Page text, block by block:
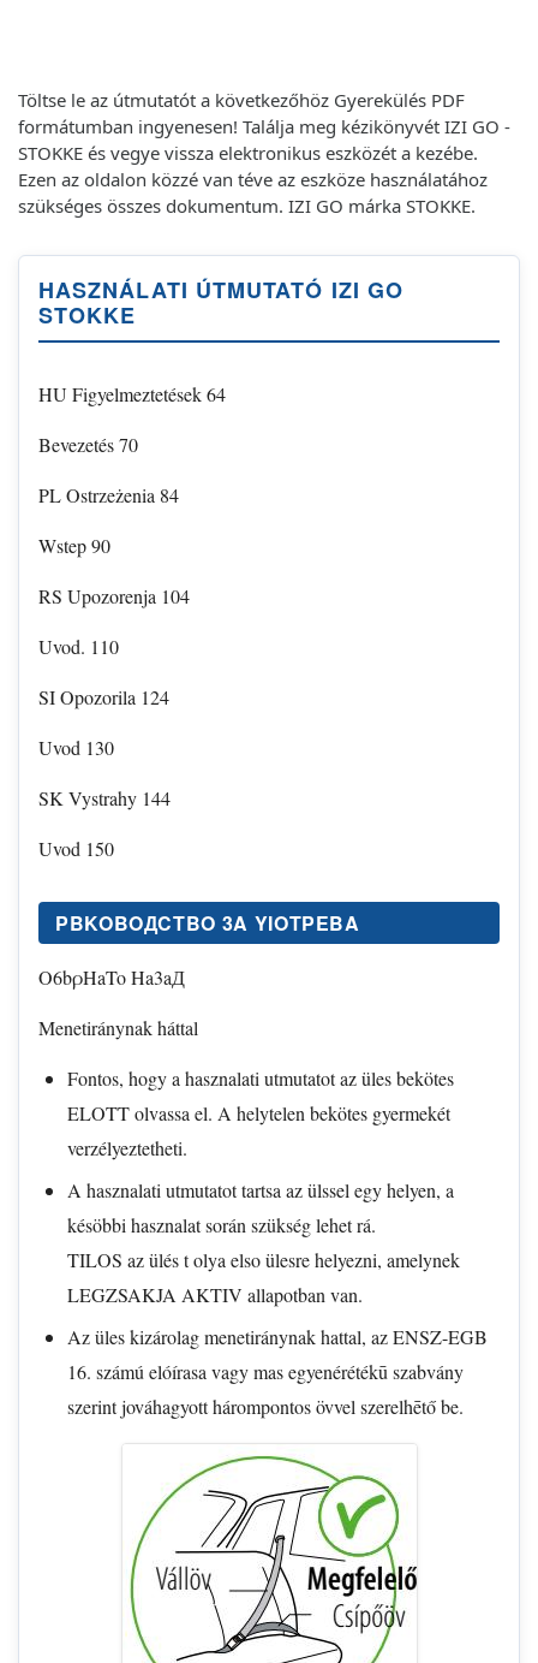
Töltse le az útmutatót a következőhöz Gyerekülés PDF
formátumban ingyenesen! Találja meg kézikönyvét IZI GO -
STOKKE és vegye vissza elektronikus eszközét a kezébe.
Ezen az oldalon közzé van téve az eszköze használatához
szükséges összes dokumentum. IZI GO márka STOKKE.
HASZNÁLATI ÚTMUTATÓ IZI GO
STOKKE
HU Figyelmeztetések 64
Bevezetés 70
PL Ostrzeżenia 84
Wstep 90
RS Upozorenja 104
Uvod. 110
SI Opozorila 124
Uvod 130
SK Vystrahy 144
Uvod 150
PBKOBOДCTBO 3A YIOTPEBA
O6bρHaTo Ha3aД
Menetiránynak háttal
Fontos, hogy a hasznalati utmutatot az üles bekötes
ELOTT olvassa el. A helytelen bekötes gyermekét
verzélyeztetheti.
A hasznalati utmutatot tartsa az ülssel egy helyen, a
késöbbi hasznalat során szükség lehet rá.
TILOS az ülés t olya elso ülesre helyezni, amelynek
LEGZSAKJA AKTIV allapotban van.
Az üles kizárolag menetiránynak hattal, az ENSZ-EGB
16. számú elóírasa vagy mas egyenérétékū szabvány
szerint jováhagyott hárompontos övvel szerelhētő be.